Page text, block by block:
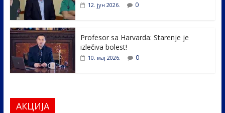
12. јун 2026. 0
Profesor sa Harvarda: Starenje je
izlečiva bolest!
10. мај 2026. 0
АКЦИЈА